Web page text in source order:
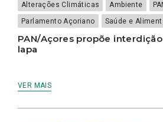
Alterações Climáticas
Ambiente
Parlamento Açoriano
Saúde e
PAN/Açores propõe
lapa
VER MAIS